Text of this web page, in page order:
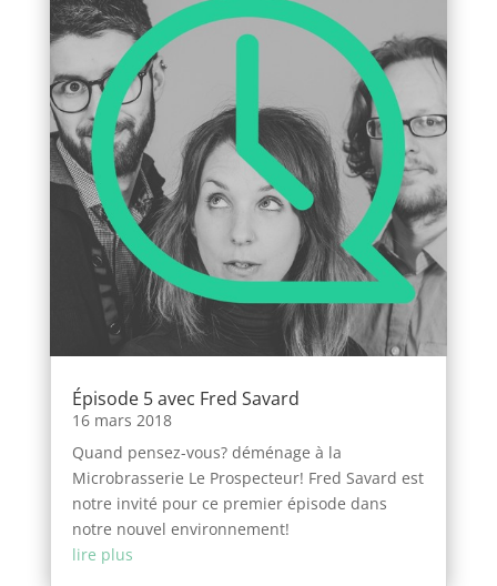
Épisode 5 avec Fred Savard
16 mars 2018
Quand pensez-vous? déménage à la
Microbrasserie Le Prospecteur! Fred Savard est
notre invité pour ce premier épisode dans
notre nouvel environnement!
lire plus